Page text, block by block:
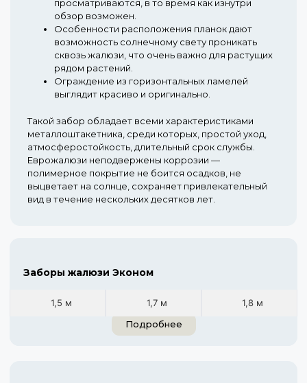
просматриваются, в то время как изнутри
обзор возможен.
Особенности расположения планок дают
возможность солнечному свету проникать
сквозь жалюзи, что очень важно для растущих
рядом растений.
Ограждение из горизонтальных ламелей
выглядит красиво и оригинально.
Такой забор обладает всеми характеристиками
металлоштакетника, среди которых, простой уход,
атмосферостойкость, длительный срок службы.
Еврожалюзи неподвержены коррозии —
полимерное покрытие не боится осадков, не
выцветает на солнце, сохраняет привлекательный
вид в течение нескольких десятков лет.
Заборы жалюзи Эконом
1,5 м 1,7 м
1,8 м
Подробнее